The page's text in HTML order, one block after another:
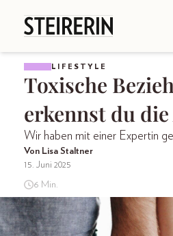
LIFESTYLE
Toxische
erkennst du
Wir haben mit einer Expertin
Von Lisa Staltner
15. Juni 2025
6 Min.